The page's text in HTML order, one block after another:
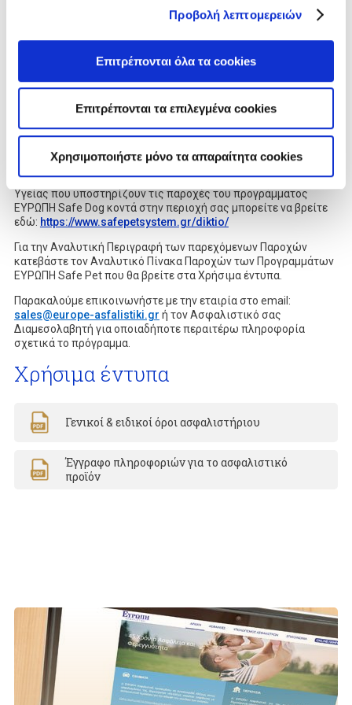
Προβολή λεπτομερειών
Επιτρέπονται όλα τα cookies
Επιτρέπονται τα επιλεγμένα cookies
Χρησιμοποιήστε μόνο τα απαραίτητα cookies
Ενημέρωση για τις παροχές και την λειτουργία του
Τηλεφωνική Υποστήριξη για τον προγραμματισμό και
κλείσιμο ραντεβού με το δίκτυο συνεργατών για τη
χρήση των παροχών
Καθοδήγηση για την αντιμετώπιση έκτακτου
Εξειδικευμένες συμβουλές, από κτηνιάτρους και
εκπαιδευτές για θέματα καθημερινής φροντίδας και
συμβουλών συγκατοίκησης με τα κατοικίδια
συντροφιάς.
Αναλυτική Ενημέρωση για το Συμβεβλημένο Δίκτυο Παρόχων
Υγείας που υποστηρίζουν τις παροχές του προγράμματος
ΕΥΡΩΠΗ Safe Dog κοντά στην περιοχή σας μπορείτε να βρείτε
εδώ: https://www.safepetsystem.gr/diktio/
Για την Αναλυτική Περιγραφή των παρεχόμενων Παροχών
κατεβάστε τον Αναλυτικό Πίνακα Παροχών των Προγραμμάτων
ΕΥΡΩΠΗ Safe Pet που θα βρείτε στα Χρήσιμα έντυπα.
Παρακαλούμε επικοινωνήστε με την εταιρία στο email:
sales@europe-asfalistiki.gr ή τον Ασφαλιστικό σας
Διαμεσολαβητή για οποιαδήποτε περαιτέρω πληροφορία
σχετικά το πρόγραμμα.
Χρήσιμα έντυπα
Γενικοί & ειδικοί όροι ασφαλιστήριου
Έγγραφο πληροφοριών για το ασφαλιστικό
προϊόν